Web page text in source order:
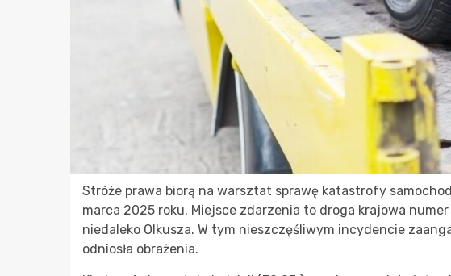
Stróże prawa biorą na warsztat sprawę katastrofy
marca 2025 roku. Miejsce zdarzenia to droga krajowa
niedaleko Olkusza. W tym nieszczęśliwym incydencie
odniosła obrażenia.